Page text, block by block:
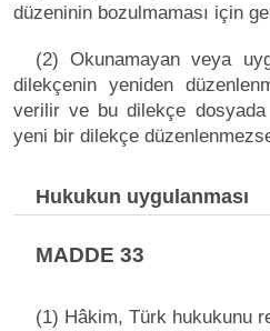
düzeninin bozulmaması için
(2) Okunamayan veya
dilekçenin yeniden
verilir ve bu dilekçe
yeni bir dilekçe
Hukukun uygulanması
MADDE 33
(1) Hâkim, Türk hukukunu